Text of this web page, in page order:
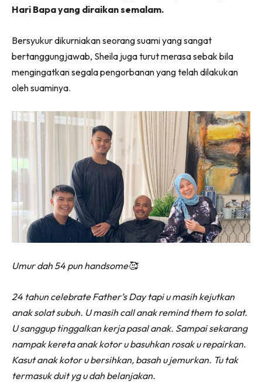
Hari Bapa yang diraikan semalam.
Bersyukur dikurniakan seorang suami yang sangat
bertanggungjawab, Sheila juga turut merasa sebak bila
mengingatkan segala pengorbanan yang telah dilakukan
oleh suaminya.
Umur dah 54 pun handsome🥰
24 tahun celebrate Father’s Day tapi u masih kejutkan
anak solat subuh. U masih call anak remind them to solat.
U sanggup tinggalkan kerja pasal anak. Sampai sekarang
nampak kereta anak kotor u basuhkan rosak u repairkan.
Kasut anak kotor u bersihkan, basah u jemurkan. Tu tak
termasuk duit yg u dah belanjakan.